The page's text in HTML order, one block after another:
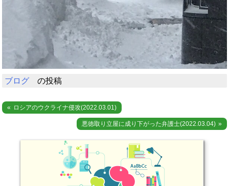
ブログ の投稿
投
ロシアのウクライナ侵攻(2022.03.01)
悪徳取り立屋に成り下がった弁護士(2022.03.04)